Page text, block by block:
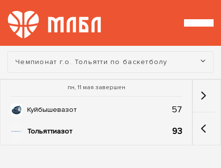
Турнир:
Чемпионат г.о. Тольятти по баскетболу
пн, 11 мая завершен
Куйбышевазот 57
Тольяттиазот 93